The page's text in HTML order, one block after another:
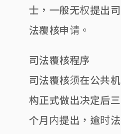
士，一般无权提出司
法覆核申请。
司法覆核程序
司法覆核须在公共机
构正式做出决定后三
个月内提出，逾时法